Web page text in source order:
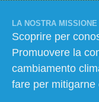
LA NOSTRA MISSIONE
Scoprire per
Promuovere la
cambiamento
fare per mitigarne